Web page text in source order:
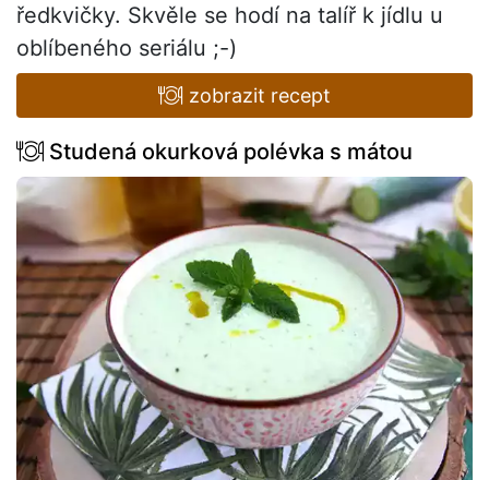
ředkvičky. Skvěle se hodí na talíř k jídlu u
oblíbeného seriálu ;-)
zobrazit recept
Studená okurková polévka s mátou